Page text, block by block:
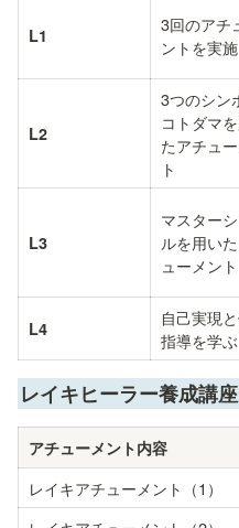
L1
3回のアチ
ントを実施
L2
3つのシン
コトダマ
たアチュ
ト
L3
マスター
ルを用い
ューメント
L4
自己実現
指導を学ぶ
レイキヒーラー養成講
アチューメント内容
レイキアチューメント（1）